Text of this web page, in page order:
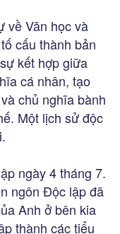
về Văn học và
cấu thành bản
kết hợp giữa
cá nhân, tạo
chủ nghĩa bành
Một lịch sử độc
ngày 4 tháng 7.
ngôn Độc lập đã
Anh ở bên kia
thành các tiểu